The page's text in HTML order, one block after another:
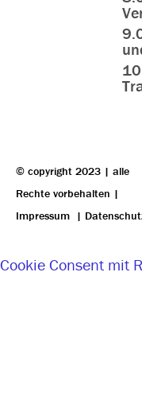
© copyright 2023 | alle
Rechte vorbehalten |
Impressum |
Cookie Consent mit